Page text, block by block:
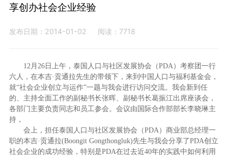
享创办社会企业经验
发布日期：2014-01-02 阅读：7718
12月26日上午，泰国人口与社区发展协会（PDA）考察团一行
六人，在本吉·贡通拉先生的带领下，来到中国人口与福利基金会，
就“社会企业创立与运作”一题与我会进行访问交流。我会新到任
的、主持全面工作的副秘书长张晖、副秘书长葛振江出席座谈会，
各部门主要负责同志和员工参会。 会议由国际合作部部长李晓琳主
持，
会上，担任泰国人口与社区发展协会（PDA） 商业部总经理一
职的本吉·贡通拉(Boongit Gongthongluk)先生与我会分享了PDA创立
社会企业的成功经验，特别是PDA在过去近40年的实践中如何利用